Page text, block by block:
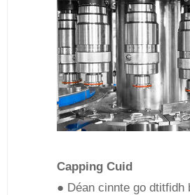
Capping Cuid
● Déan cinnte go dtitfidh